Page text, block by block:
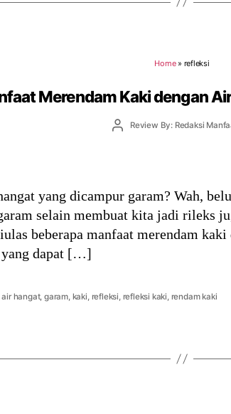
Home» refleksi
Merendam Kaki dengan
PostReview By: Redaksi
yang dicampur garam? Wah,
selain membuat kita jadi rileks
beberapa manfaat merendam
yang dapat […]
air hangat,garam, kaki, refleksi, refleksi kaki, rendam kaki